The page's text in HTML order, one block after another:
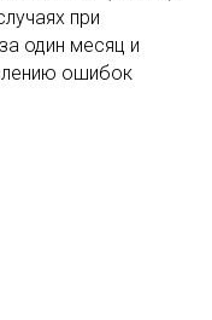
при
один месяц и
ошибок